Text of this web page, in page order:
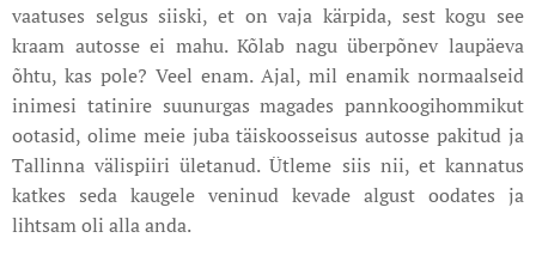
vaatuses selgus siiski, et on vaja kärpida, sest kogu see
kraam autosse ei mahu. Kõlab nagu überpõnev laupäeva
õhtu, kas pole? Veel enam. Ajal, mil enamik normaalseid
inimesi tatinire suunurgas magades pannkoogihommikut
ootasid, olime meie juba täiskoosseisus autosse pakitud ja
Tallinna välispiiri ületanud. Ütleme siis nii, et kannatus
katkes seda kaugele veninud kevade algust oodates ja
lihtsam oli alla anda.